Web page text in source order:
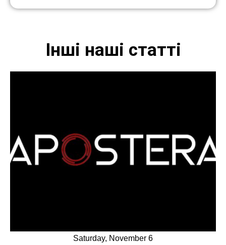
Інші наші статті
Saturday, November 6